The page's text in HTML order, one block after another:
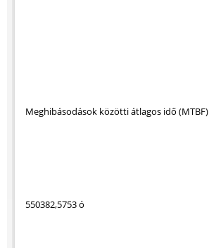
Meghibásodások közötti átlagos idő (MTBF)
550382,5753 ó